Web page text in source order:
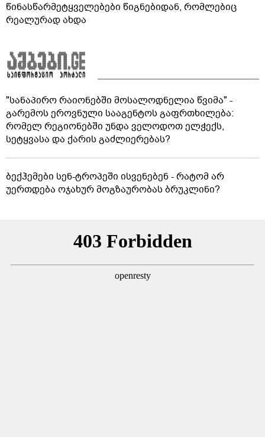
წინასწარმეტყველებები წიგნებიდან, რომლებიც
რეალურად ახდა
"სანაპირო რაიონებში მოსალოდნელია წვიმა" -
გარემოს ეროვნული სააგენტოს გაფრთხილება:
რომელ რეგიონებში უნდა ველოდოთ ელჭექს,
სეტყვასა და ქარის გაძლიერებას?
ბექჰემები სენ-ტროპეში ისვენებენ - რატომ არ
უერთდება ოჯახურ მოგზაურობას ბრუკლინი?